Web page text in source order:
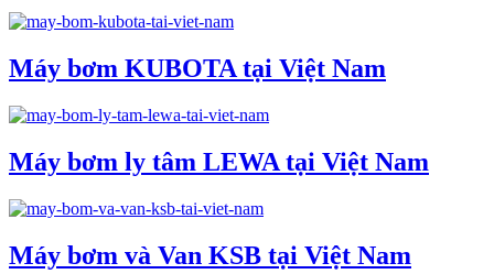
Máy bơm KUBOTA tại Việt Nam
Máy bơm ly tâm LEWA tại Việt Nam
Máy bơm và Van KSB tại Việt Nam